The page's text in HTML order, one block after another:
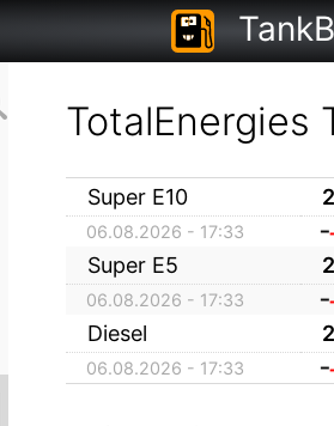
TotalEnergies
Super E10
06.08.2026 - 17:33
Super E5
06.08.2026 - 17:33
Diesel
06.08.2026 - 17:33